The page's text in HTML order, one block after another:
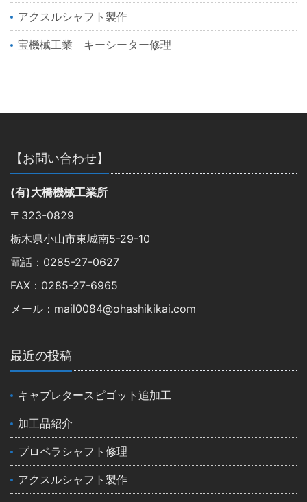
アクスルシャフト製作
宝機械工業 キーシーター修理
【お問い合わせ】
(有)大橋機械工業所
〒323-0829
栃木県小山市東城南5-29-10
電話：0285-27-0627
FAX：0285-27-6965
メール：mail0084@ohashikikai.com
最近の投稿
キャブレタースピゴット追加工
加工品紹介
プロペラシャフト修理
アクスルシャフト製作